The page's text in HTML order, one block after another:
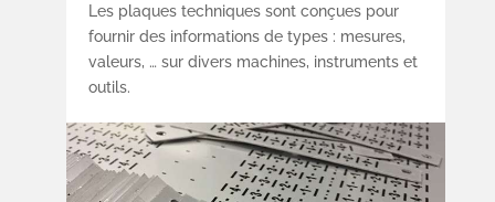
Les plaques techniques sont conçues pour
fournir des informations de types : mesures,
valeurs, … sur divers machines, instruments et
outils.